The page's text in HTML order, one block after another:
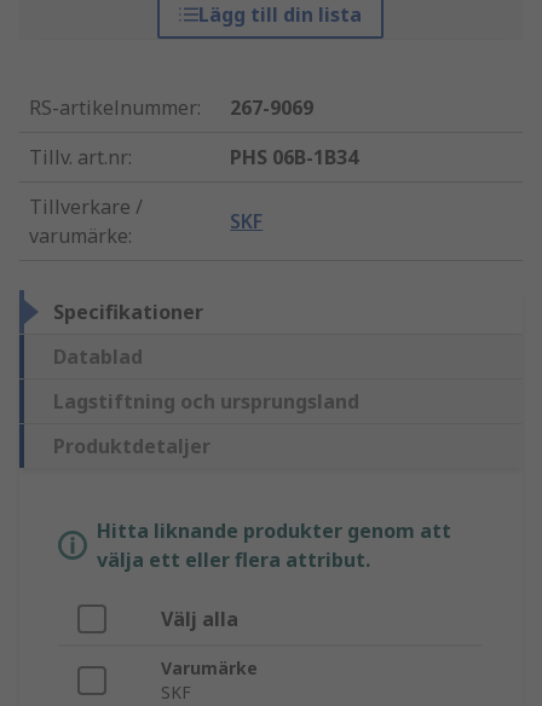
Lägg till din lista
RS-artikelnummer:
267-9069
Tillv. art.nr:
PHS 06B-1B34
Tillverkare /
varumärke:
SKF
Specifikationer
Datablad
Lagstiftning och ursprungsland
Produktdetaljer
Hitta liknande produkter genom att
välja ett eller flera attribut.
Välj alla
Varumärke
SKF